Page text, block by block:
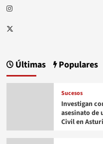
Instagram
Twitter
Últimas Populares
Sucesos
Investigan
asesinato de
Civil en